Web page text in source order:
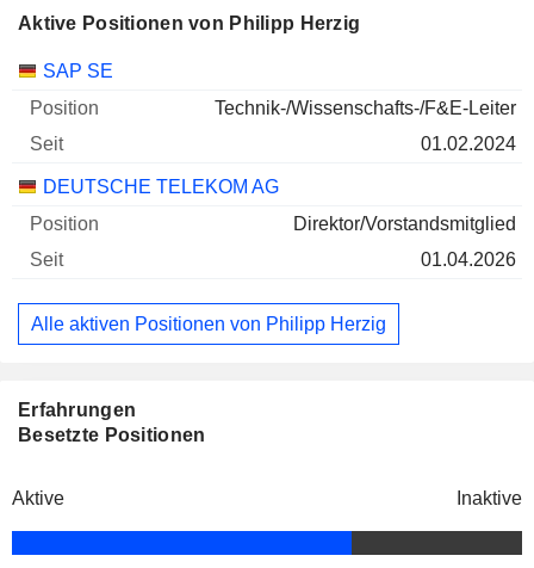
Aktive Positionen von Philipp Herzig
Unternehmen
SAP SE
Technik-/Wissenschafts-/F&E-Leiter
01.02.2024
DEUTSCHE TELEKOM AG
Direktor/Vorstandsmitglied
01.04.2026
Alle aktiven Positionen von Philipp Herzig
Erfahrungen
Besetzte Positionen
Aktive Inaktive